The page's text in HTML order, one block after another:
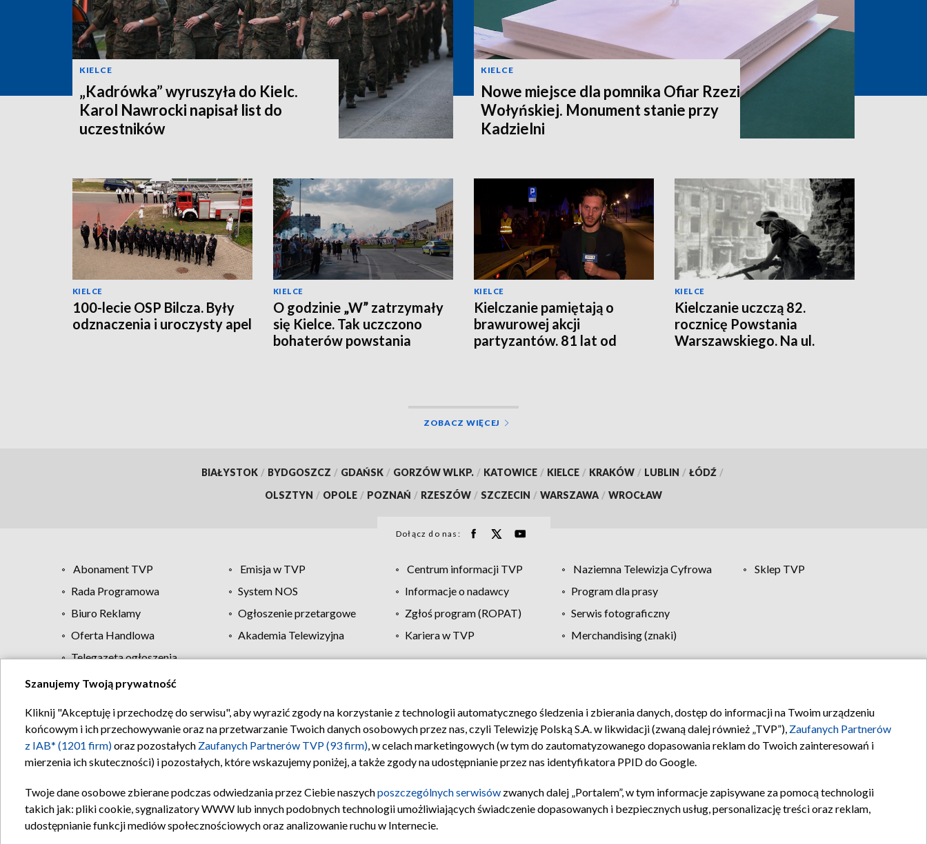
KIELCE
„Kadrówka” wyruszyła do Kielc.
Karol Nawrocki napisał list do
uczestników
KIELCE
Nowe miejsce dla pomnika Ofiar Rzezi
Wołyńskiej. Monument stanie przy
Kadzielni
KIELCE
100-lecie OSP Bilcza. Były
odznaczenia i uroczysty apel
KIELCE
O godzinie „W” zatrzymały
się Kielce. Tak uczczono
bohaterów powstania
KIELCE
Kielczanie pamiętają o
brawurowej akcji
partyzantów. 81 lat od
KIELCE
Kielczanie uczczą 82.
rocznicę Powstania
Warszawskiego. Na ul.
ZOBACZ WIĘCEJ
BIAŁYSTOK / BYDGOSZCZ / GDAŃSK / GORZÓW WLKP. / KATOWICE / KIELCE / KRAKÓW / LUBLIN / ŁÓDŹ /
OLSZTYN / OPOLE / POZNAŃ / RZESZÓW / SZCZECIN / WARSZAWA / WROCŁAW
Dołącz do nas:
Abonament TVP Emisja w TVP Centrum informacji TVP Naziemna Telewizja Cyfrowa
Sklep TVP
Rada Programowa
System NOS Informacje o nadawcy
Program dla prasy
Biuro Reklamy
Ogłoszenie przetargowe Zgłoś program (ROPAT)
Serwis fotograficzny
Oferta Handlowa
Akademia Telewizyjna Kariera w TVP
Merchandising (znaki)
Telegazeta ogłoszenia
Regulamin TVP Polityka prywatności Moje zgody Pomoc Biuro reklamy Kontakt
Szanujemy Twoją prywatność
Kliknij "Akceptuję i przechodzę do serwisu", aby wyrazić zgody na korzystanie z technologii automatycznego śledzenia i zbierania danych, dostęp do informacji na Twoim urządzeniu
końcowym i ich przechowywanie oraz na przetwarzanie Twoich danych osobowych przez nas, czyli Telewizję Polską S.A. w likwidacji (zwaną dalej również „TVP”), Zaufanych Partnerów
z IAB* (1201 firm)oraz pozostałych Zaufanych Partnerów TVP (93 firm), w celach marketingowych (w tym do zautomatyzowanego dopasowania reklam do Twoich zainteresowań i
mierzenia ich skuteczności) i pozostałych, które wskazujemy poniżej, a także zgody na udostępnianie przez nas identyfikatora PPID do Google.
Twoje dane osobowe zbierane podczas odwiedzania przez Ciebie naszychposzczególnych serwisów zwanych dalej „Portalem”, w tym informacje zapisywane za pomocą technologii
takich jak: pliki cookie, sygnalizatory WWW lub innych podobnych technologii umożliwiających świadczenie dopasowanych i bezpiecznych usług, personalizację treści oraz reklam,
udostępnianie funkcji mediów społecznościowych oraz analizowanie ruchu w Internecie.